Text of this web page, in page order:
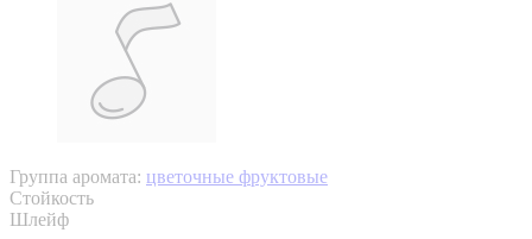
Группа аромата: цветочные фруктовые
Стойкость
Шлейф